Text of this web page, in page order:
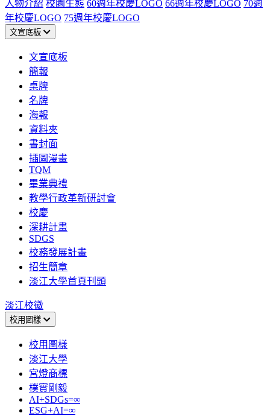
人物介紹 校園生態 60週年校慶LOGO 66週年校慶LOGO 70週
年校慶LOGO 75週年校慶LOGO
文宣底板
文宣底板
簡報
桌牌
名牌
海報
資料夾
書封面
插圖漫畫
TQM
畢業典禮
教學行政革新研討會
校慶
深耕計畫
SDGS
校務發展計畫
招生簡章
淡江大學首頁刊頭
淡江校徽
校用圖樣
校用圖樣
淡江大學
宮燈商標
樸實剛毅
AI+SDGs=∞
ESG+AI=∞